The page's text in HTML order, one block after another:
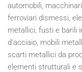
automobili,
ferroviari dismessi,
metallici, fusti e barili
d'acciaio, mobili
scarti metallici da
elementi strutturali e